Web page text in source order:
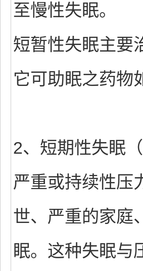
至慢性失眠。
短暂性失眠主要
它可助眠之药物
2、短期性失眠
严重或持续性压
世、严重的家庭
眠。这种失眠与